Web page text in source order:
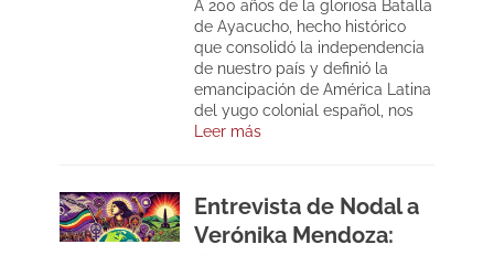
A 200 años de la gloriosa Batalla
de Ayacucho, hecho histórico
que consolidó la independencia
de nuestro país y definió la
emancipación de América Latina
del yugo colonial español, nos
Leer más
Entrevista de Nodal a
Verónika Mendoza: